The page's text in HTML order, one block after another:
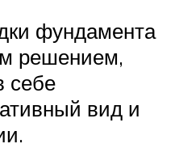
фундамента
решением,
себе
вид и